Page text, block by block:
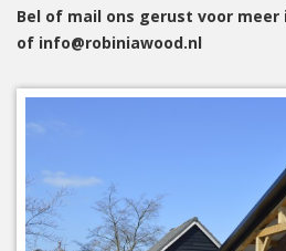
Bel of mail ons gerust voor meer
of info@robiniawood.nl